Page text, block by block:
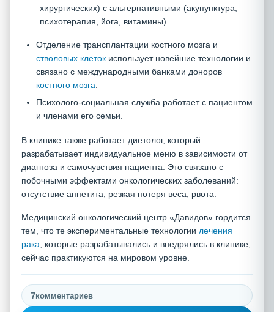
хирургических) с альтернативными (акупунктура,
психотерапия, йога, витамины).
Отделение трансплантации костного мозга и
стволовых клеток использует новейшие технологии и
связано с международными банками доноров
костного мозга
Психолого-социальная служба работает с пациентом
и членами его семьи.
В клинике также работает диетолог, который
разрабатывает индивидуальное меню в зависимости от
диагноза и самочувствия пациента. Это связано с
побочными эффектами онкологических заболеваний:
отсутствие аппетита, резкая потеря веса, рвота.
Медицинский онкологический центр «Давидов» гордится
тем, что те экспериментальные технологии лечения
рака , которые разрабатывались и внедрялись в клинике,
сейчас практикуются на мировом уровне.
7комментариев